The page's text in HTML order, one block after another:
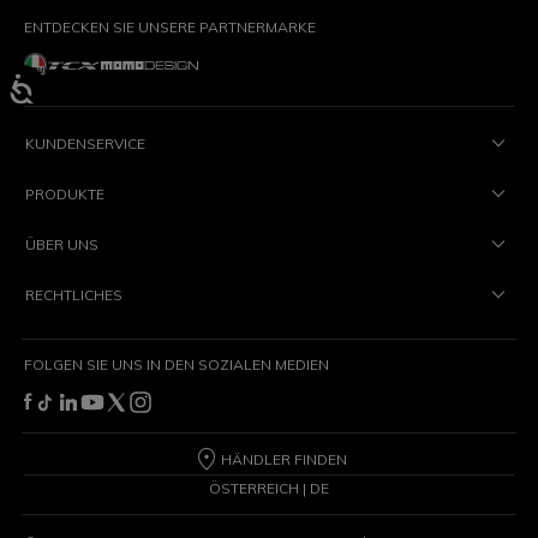
ENTDECKEN SIE UNSERE PARTNERMARKE
KUNDENSERVICE
PRODUKTE
ÜBER UNS
RECHTLICHES
FOLGEN SIE UNS IN DEN SOZIALEN MEDIEN
HÄNDLER FINDEN
ÖSTERREICH | DE